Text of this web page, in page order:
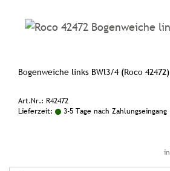
Bogenweiche links BWl3/4 (Roco 42472)
Art.Nr.: R42472
Lieferzeit:
3-5 Tage nach Zahlungseingang